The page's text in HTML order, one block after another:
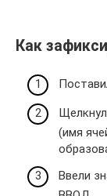
Как
(имя
Ввели